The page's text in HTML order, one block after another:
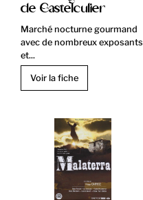
de Castelculier
Marché nocturne gourmand
avec de nombreux exposants
et...
Voir la fiche